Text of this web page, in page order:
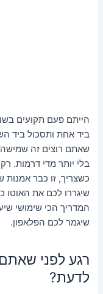
הייתם פעם תקועים
ביד אחת ותסכול ביד
שאתם רוצים זה שמישהו
בלי יותר מדי דרמות.
כשצריך, זו כבר
שיגררו לכם את האוטו
המדריך הכי שימושי
שיגמר לכם הפלאפון.
רגע לפני
לדעת?